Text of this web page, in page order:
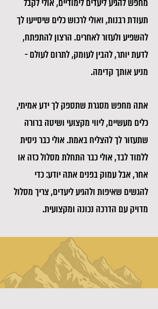
תעודת רבנות, ואולי לרכוש כלים שיסייעו לך
להשפיע ולעזור לאחרים. הרצון להתפתח,
לדעת יותר, להבין לעומק, לתרום לעולם -
מניע אותך קדימה.
אתה מחפש מסגרת שתספק לך ידע אמיתי,
כלים מעשיים, ליווי מקצועי ושיטה ברורה
שתעזור לך להצליח באמת. אולי כבר ניסית
ללמוד לבד, אולי כבר התחלת מסלול כזה או
אחר, אבל עמוק בפנים אתה יודע: כדי
להגשים שאיפות ולהגיע ליעדים, צריך מסלול
מדויק עם הדרכה נכונה ומקצועית.